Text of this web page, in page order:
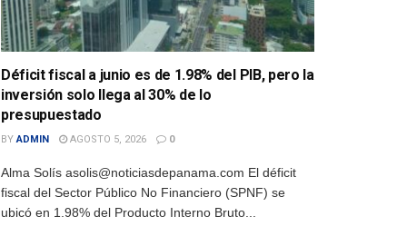
Déficit fiscal a junio es de 1.98% del PIB, pero la
inversión solo llega al 30% de lo
presupuestado
BY ADMIN AGOSTO 5, 2026 0
Alma Solís asolis@noticiasdepanama.com El déficit
fiscal del Sector Público No Financiero (SPNF) se
ubicó en 1.98% del Producto Interno Bruto...